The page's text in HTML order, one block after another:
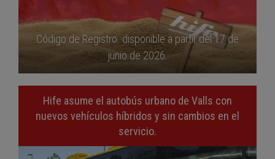
Código de Registro disponible a partir del 17 de
junio de 2026.
Hife asume el autobús urbano de Valls con
nuevos vehículos híbridos y sin cambios en el
servicio.